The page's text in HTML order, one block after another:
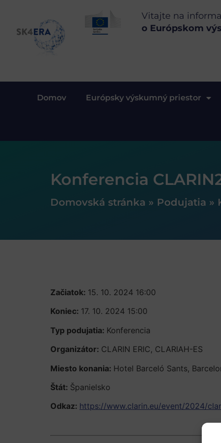
Vitajte na
o Európskom
Domov Európsky výskumný priestor
Konferencia
Domovská stránka » Podujatia »
Začiatok: 15. 10. 2024 16:00
Koniec: 17. 10. 2024 15:00
Typ podujatia: Konferencia
Organizátor: CLARIN ERIC, CLARIAH-ES
Miesto konania: Hotel Barceló Sants,
Štát: Španielsko
Odkaz: https://www.clarin.eu/event/2024/